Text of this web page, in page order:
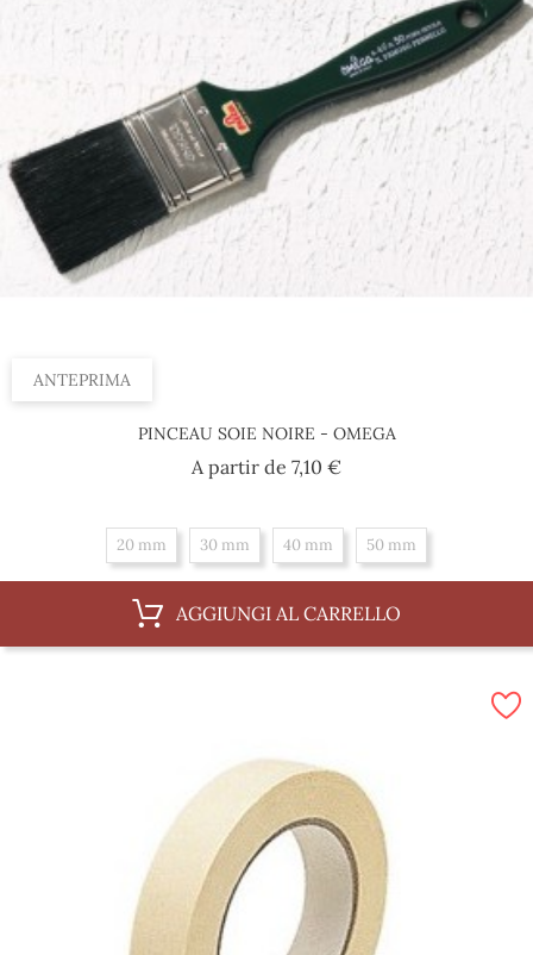
ANTEPRIMA
PINCEAU SOIE NOIRE - OMEGA
A partir de 7,10 €Prezzo
20 mm 30 mm 40 mm 50 mm
AGGIUNGI AL CARRELLO